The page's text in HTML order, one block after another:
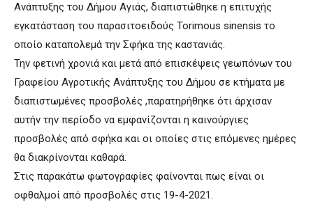
Ανάπτυξης του Δήμου Αγιάς, διαπιστώθηκε η επιτυχής
εγκατάσταση του παρασιτοειδούς Torimous sinensis το
οποίο καταπολεμά την Σφήκα της καστανιάς.
Την φετινή χρονιά και μετά από επισκέψεις γεωπόνων του
Γραφείου Αγροτικής Ανάπτυξης του Δήμου σε κτήματα με
διαπιστωμένες προσβολές ,παρατηρήθηκε ότι άρχισαν
αυτήν την περίοδο να εμφανίζονται η καινούργιες
προσβολές από σφήκα και οι οποίες στις επόμενες ημέρες
θα διακρίνονται καθαρά.
Στις παρακάτω φωτογραφίες φαίνονται πως είναι οι
οφθαλμοί από προσβολές στις 19-4-2021.